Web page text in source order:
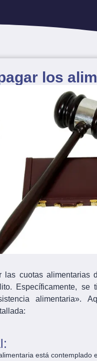
los
las cuotas alimentarias
Específicamente, se
alimentaria».
está contemplado